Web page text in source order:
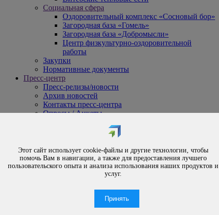
Социальная сфера
Оздоровительный комплекс «Сосновый бор»
Загородная база «Гомель»
Загородная база «Добромысли»
Центр физкультурно-оздоровительной
работы
Закупки
Нормативные документы
Пресс-центр
Пресс-релизы/новости
Архив новостей
Контакты пресс-центра
Опросы / Анкеты
Обращения
Порядок рассмотрения обращений
Личный приём
Электронные обращения
Часто задаваемые вопросы
Этот сайт использует cookie-файлы и другие технологии, чтобы
помочь Вам в навигации, а также для предоставления лучшего
пользовательского опыта и анализа использования наших продуктов и
услуг.
Принять